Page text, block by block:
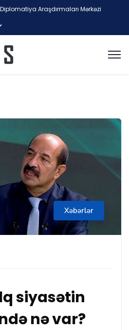
Araşdırmaları Mərkəzi
Xəbərlər
siyasətin
nə var?